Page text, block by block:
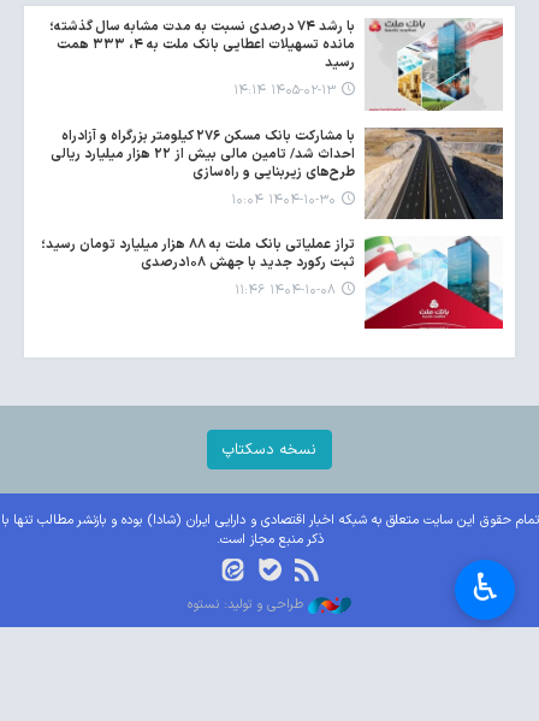
با رشد ۷۴ درصدی نسبت به مدت مشابه سال گذشته؛
مانده تسهیلات اعطایی بانک ملت به ۴، ۳۳۳ همت
رسید
۱۴۰۵-۰۲-۱۳ ۱۴:۱۴
با مشارکت بانک مسکن ۲۷۶ کیلومتر بزرگراه و آزادراه
احداث شد/ تامین مالی بیش از ۲۲ هزار میلیارد ریالی
طرح‌های زیربنایی و راه‌سازی
۱۴۰۴-۱۰-۳۰ ۱۰:۰۴
تراز عملیاتی بانک ملت به ۸۸ هزار میلیارد تومان رسید؛
ثبت رکورد جدید با جهش ۱۰۸درصدی
۱۴۰۴-۱۰-۰۸ ۱۱:۴۶
نسخه دسکتاپ
تمام حقوق این سایت متعلق به شبکه اخبار اقتصادی و دارایی ایران (شادا) بوده و بازنشر مطالب تنها با
ذکر منبع مجاز است.
طراحی و تولید: نستوه ♿︎